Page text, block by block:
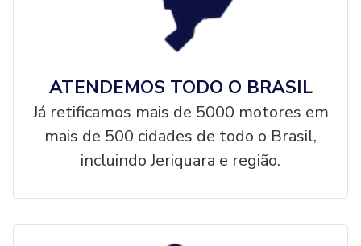
ATENDEMOS TODO O BRASIL
Já retificamos mais de 5000 motores em
mais de 500 cidades de todo o Brasil,
incluindo Jeriquara e região.